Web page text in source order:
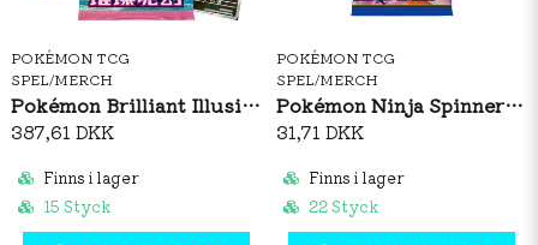
POKÉMON TCG
SPEL/MERCH
Pokémon Brilliant Illusions CSV8C Booster Box Slim (S-CH)
387,61 DKK
Finns i lager
15 Styck
POKÉMON TCG
SPEL/MERCH
Pokémon Ninja Spinner Booster Pack (JP)
31,71 DKK
Finns i lager
22 Styck